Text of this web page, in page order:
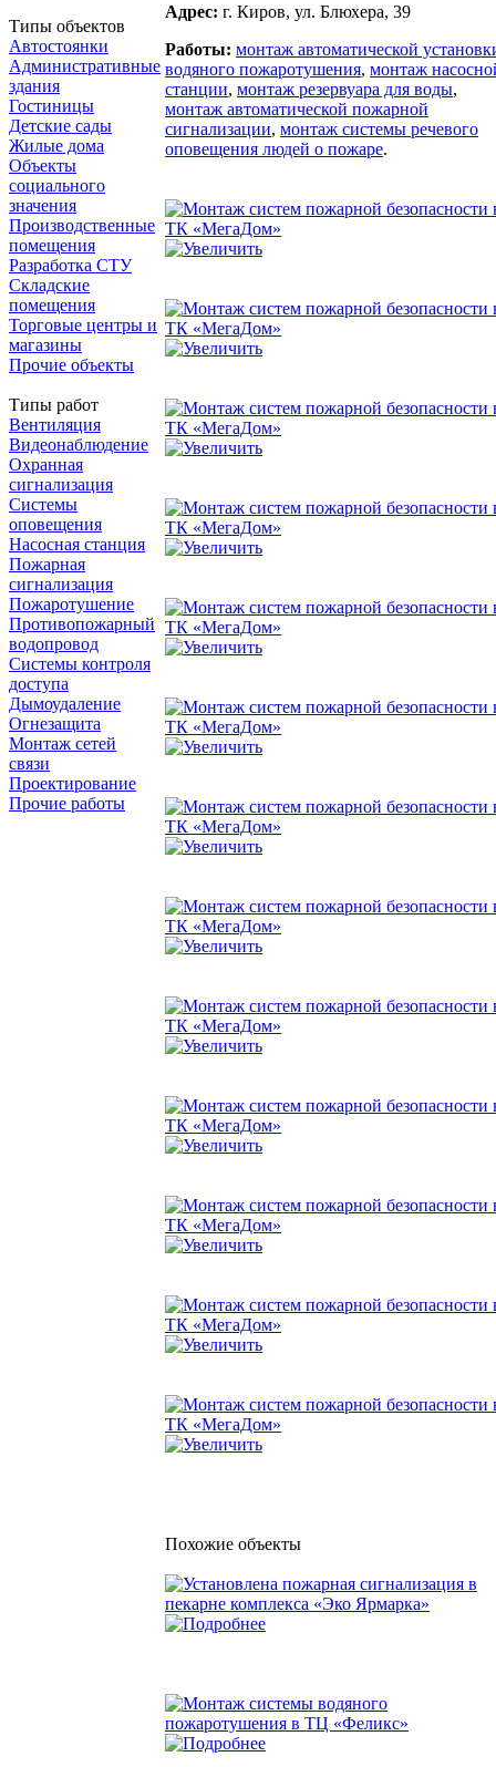
Типы объектов
Автостоянки
Административные
здания
Гостиницы
Детские сады
Жилые дома
Объекты
социального
значения
Производственные
помещения
Разработка СТУ
Складские
помещения
Торговые центры и
магазины
Прочие объекты
Типы работ
Вентиляция
Видеонаблюдение
Охранная
сигнализация
Системы
оповещения
Насосная станция
Пожарная
сигнализация
Пожаротушение
Противопожарный
водопровод
Системы контроля
доступа
Дымоудаление
Огнезащита
Монтаж сетей
связи
Проектирование
Прочие работы
Адрес: г. Киров, ул. Блюхера, 39
Работы: монтаж автоматической
водяного пожаротушения, монтаж
станции, монтаж резервуара для воды,
монтаж автоматической пожарной
сигнализации, монтаж системы речевого
оповещения людей о пожаре.
Похожие объекты